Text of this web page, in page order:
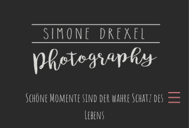
Schöne Momente sind der wahre Schatz des
Lebens